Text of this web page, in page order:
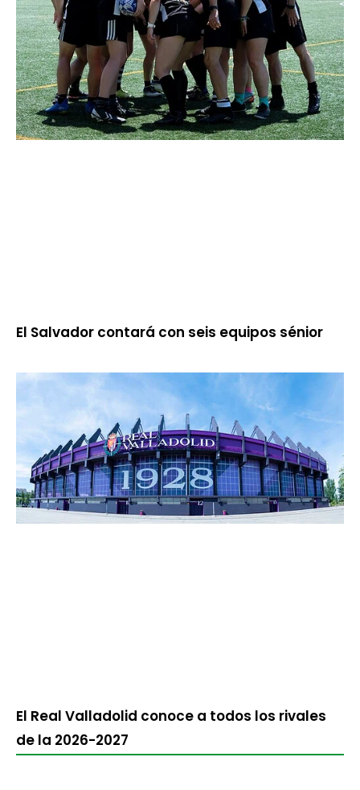
El Salvador contará con seis equipos sénior
El Real Valladolid conoce a todos los rivales
de la 2026-2027